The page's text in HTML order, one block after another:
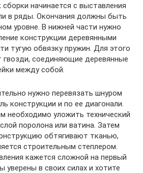
начинается с выставления
в ряды. Окончания должны быть
уровне. В нижней части нужно
конструкции деревянными
тугую обвязку пружин. Для этого
соединяющие деревянные
между собой.
нужно перевязать шнуром
конструкции и по ее диагонали.
необходимо уложить технический
поролона или ватина. Затем
обтягивают тканью,
строительным степлером.
кажется сложной на первый
уверены в своих силах и хотите